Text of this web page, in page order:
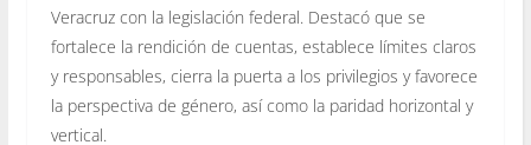
Veracruz con la legislación federal. Destacó que se
fortalece la rendición de cuentas, establece límites claros
y responsables, cierra la puerta a los privilegios y favorece
la perspectiva de género, así como la paridad horizontal y
vertical.